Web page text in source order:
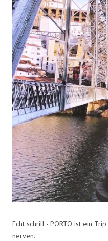
Echt schrill - PORTO ist ein
nerven.